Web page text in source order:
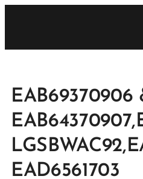
EAB69370906
EAD6561703